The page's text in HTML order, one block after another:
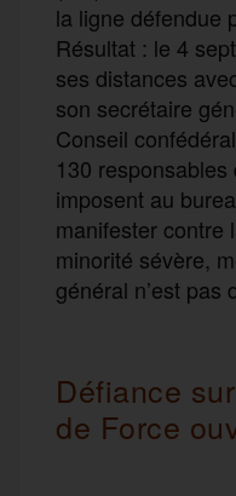
la ligne défendue
Résultat : le 4
ses distances
son secrétaire
Conseil
130 responsables
imposent au
manifester contre
minorité sévère,
général n’est pas
Défiance
de Force